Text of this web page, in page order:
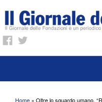
Home » Oltre lo sguardo umano.